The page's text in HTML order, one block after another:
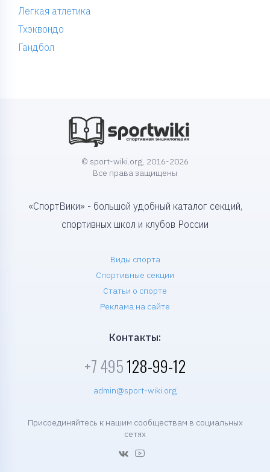
Легкая атлетика
Тхэквондо
Гандбол
© sport-wiki.org, 2016-2026
Все права защищены
«СпортВики» - большой удобный каталог секций,
спортивных школ и клубов России
Виды спорта
Спортивные секции
Статьи о спорте
Реклама на сайте
Контакты:
+7 495128-99-12
admin@sport-wiki.org
Присоединяйтесь к нашим сообществам в социальных
сетях